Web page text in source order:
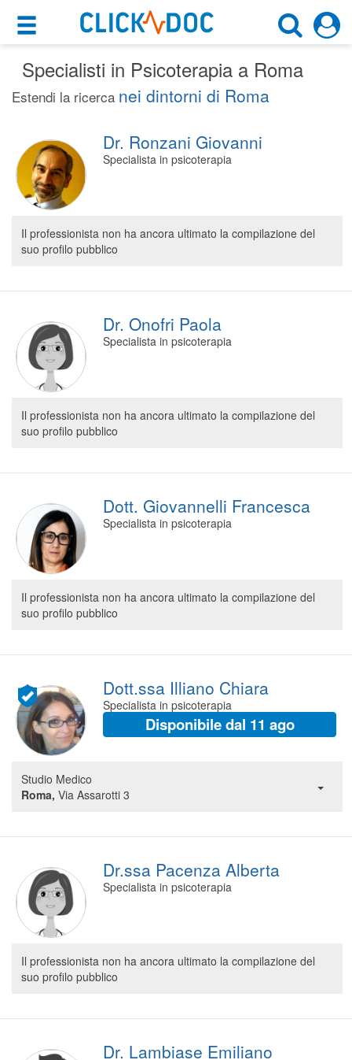
×
Motore di ricerca
×
Cerca uno specialista
Roma (RM)
Cosa possiamo offrirti
Prenota una visita
Ricerca specialisti
Consulti online
(su medicitalia.it)
Prenotazioni online
Planner e rubrica in cloud
Segreteria virtuale
Teleconsulto
Specialisti in Psicoterapia a Roma
Estendi la ricerca nei dintorni di Roma
Dr. Ronzani Giovanni
Specialista in psicoterapia
Il professionista non ha ancora ultimato la compilazione del
suo profilo pubblico
Dr. Onofri Paola
Specialista in psicoterapia
Il professionista non ha ancora ultimato la compilazione del
suo profilo pubblico
Dott. Giovannelli Francesca
Specialista in psicoterapia
Il professionista non ha ancora ultimato la compilazione del
suo profilo pubblico
Dott.ssa Illiano Chiara
Specialista in psicoterapia
Disponibile dal 11 ago
Studio Medico
Roma, Via Assarotti 3
Dr.ssa Pacenza Alberta
Specialista in psicoterapia
Il professionista non ha ancora ultimato la compilazione del
suo profilo pubblico
Dr. Lambiase Emiliano